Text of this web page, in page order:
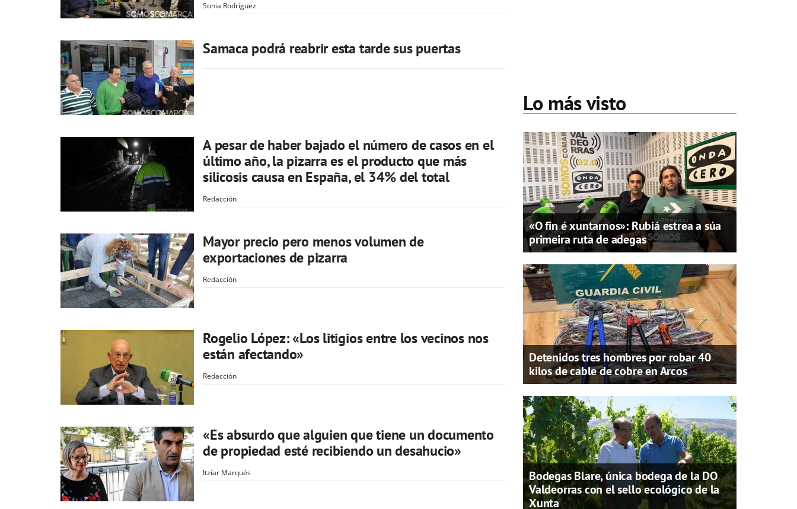
Sonia Rodríguez
Samaca podrá reabrir esta tarde sus puertas
A pesar de haber bajado el número de casos en el
último año, la pizarra es el producto que más
silicosis causa en España, el 34% del total
Redacción
Mayor precio pero menos volumen de
exportaciones de pizarra
Redacción
Rogelio López: «Los litigios entre los vecinos nos
están afectando»
Redacción
«Es absurdo que alguien que tiene un documento
de propiedad esté recibiendo un desahucio»
Itzíar Marqués
Lo más visto
«O fin é xuntarnos»: Rubiá estrea a súa
primeira ruta de adegas
Detenidos tres hombres por robar 40
kilos de cable de cobre en Arcos
Bodegas Blare, única bodega de la DO
Valdeorras con el sello ecológico de la
Xunta